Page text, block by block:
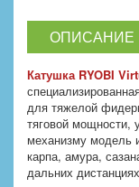
ОПИСАНИЕ
Катушка RYOBI
для тяжелой
тяговой мощности,
механизму модель
карпа, амура,
дальних